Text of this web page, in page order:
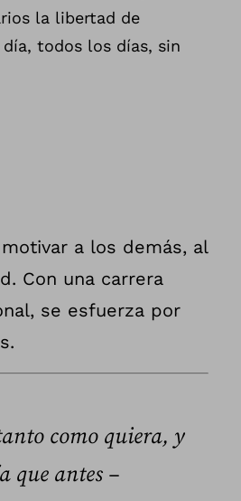
la libertad de
todos los días, sin
a los demás, al
Con una carrera
se esfuerza por
como quiera, y
que antes –